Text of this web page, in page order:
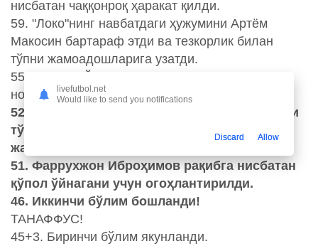
нисбатан чаққонроқ ҳаракат қилди.
59. "Локо"нинг навбатдаги ҳужумини Артём
Макосин бартараф этди ва тезкорлик билан
тўпни жамоадошларига узатди.
55. Авазбек Ўлмасалиевнинг берган зарбаси
ноаниқ.
52. Муҳсин Убайдуллаев Диёржон Туроповни
тўхтатиб қолди ва сариқ карточка билан
жазоланди.
51. Фаррухжон Иброҳимов рақибга нисбатан
қўпол ўйнагани учун огоҳлантирилди.
46. Иккинчи бўлим бошланди!
ТАНАФФУС!
45+3. Биринчи бўлим якунланди.
livefutbol.net
Would like to send you notifications
Discard Allow